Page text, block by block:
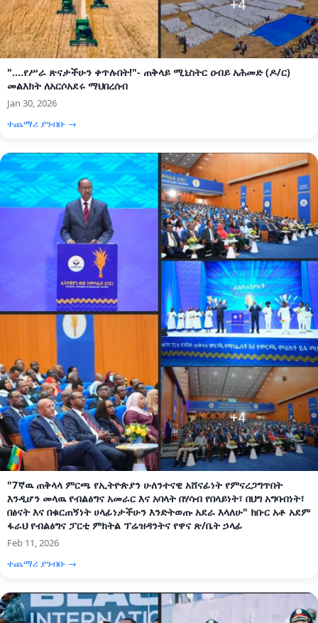
"....የሥራ ጽናታችሁን ቀጥሉበት!"- ጠቅላይ ሚኒስትር ዐብይ አሕመድ (ዶ/ር)
መልእክት ለአርሶአደሩ ማህበረሰብ
Jan 30, 2026
ተጨማሪ ያንብቡ →
"7ኛዉ ጠቅላላ ምርጫ የኢትዮጵያን ሁለንተናዊ አሸናፊነት የምናረጋግጥበት
እንዲሆን መላዉ የብልፅግና አመራር እና አባላት በሃሳብ የበላይነት፣ በህግ አግባብነት፣
በፅናት እና በቁርጠኝነት ሀላፊነታችሁን እንድትወጡ አደራ እላለሁ" ክቡር አቶ አደም
ፋራህ የብልፅግና ፓርቲ ምክትል ፕሬዝዳንትና የዋና ጽ/ቤት ኃላፊ
Feb 11, 2026
ተጨማሪ ያንብቡ →